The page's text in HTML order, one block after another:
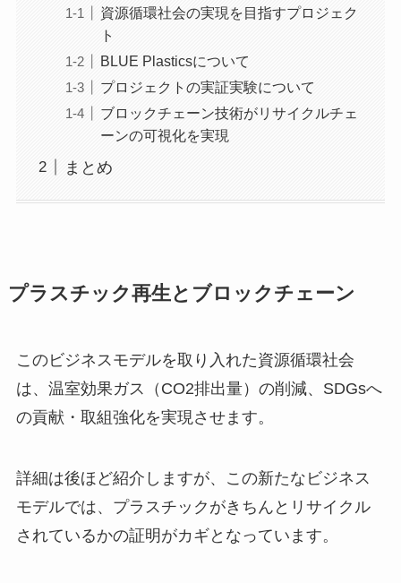
資源循環社会の実現を目指すプロジェク
ト
BLUE Plasticsについて
プロジェクトの実証実験について
ブロックチェーン技術がリサイクルチェ
ーンの可視化を実現
まとめ
プラスチック再生とブロックチェーン
このビジネスモデルを取り入れた資源循環社会
は、温室効果ガス（CO2排出量）の削減、SDGsへ
の貢献・取組強化を実現させます。
詳細は後ほど紹介しますが、この新たなビジネス
モデルでは、プラスチックがきちんとリサイクル
されているかの証明がカギとなっています。